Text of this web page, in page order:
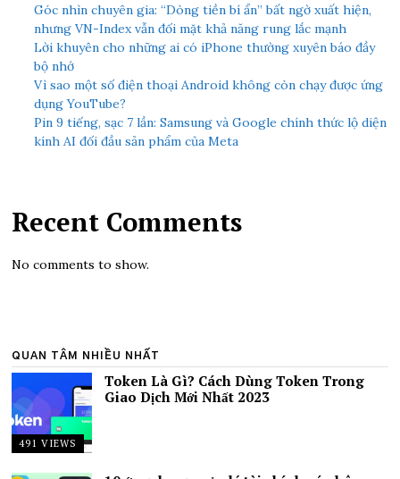
Góc nhìn chuyên gia: “Dòng tiền bí ẩn” bất ngờ xuất hiện,
nhưng VN-Index vẫn đối mặt khả năng rung lắc mạnh
Lời khuyên cho những ai có iPhone thường xuyên báo đầy
bộ nhớ
Vì sao một số điện thoại Android không còn chạy được ứng
dụng YouTube?
Pin 9 tiếng, sạc 7 lần: Samsung và Google chính thức lộ diện
kính AI đối đầu sản phẩm của Meta
Recent Comments
No comments to show.
QUAN TÂM NHIỀU NHẤT
491 VIEWS
Token Là Gì? Cách Dùng Token Trong
Giao Dịch Mới Nhất 2023